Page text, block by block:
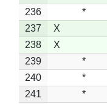
236 *
237
X
238
X
239
*
240
*
241
*